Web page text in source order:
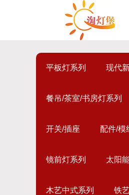
平板灯系列 现代
餐吊/茶室/书房灯系列
开关/插座 配件/模
镜前灯系列 太阳
木艺中式系列 铁